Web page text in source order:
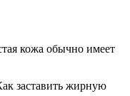
кожа обычно имеет
заставить жирную